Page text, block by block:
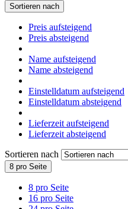
Sortieren nach
Preis aufsteigend
Preis absteigend
Name aufsteigend
Name absteigend
Einstelldatum aufsteigend
Einstelldatum absteigend
Lieferzeit aufsteigend
Lieferzeit absteigend
Sortieren nach
8 pro Seite
8 pro Seite
16 pro Seite